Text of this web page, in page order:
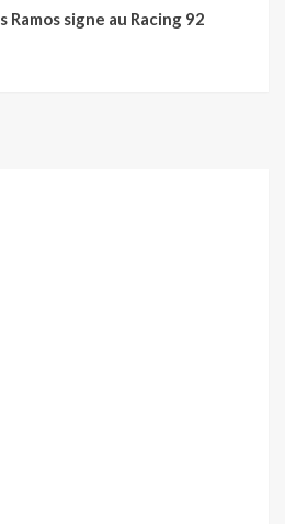
Ramos signe au Racing 92